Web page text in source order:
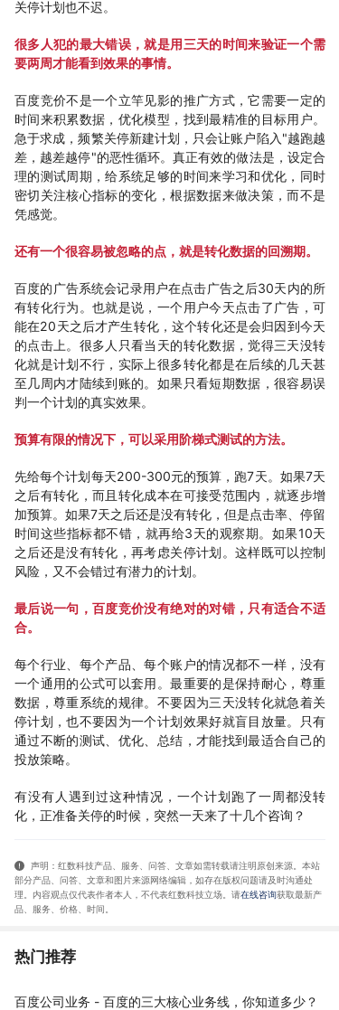
关停计划也不迟。
很多人犯的最大错误，就是用三天的时间来验证一个需
要两周才能看到效果的事情。
百度竞价不是一个立竿见影的推广方式，它需要一定的
时间来积累数据，优化模型，找到最精准的目标用户。
急于求成，频繁关停新建计划，只会让账户陷入"越跑越
差，越差越停"的恶性循环。真正有效的做法是，设定合
理的测试周期，给系统足够的时间来学习和优化，同时
密切关注核心指标的变化，根据数据来做决策，而不是
凭感觉。
还有一个很容易被忽略的点，就是转化数据的回溯期。
百度的广告系统会记录用户在点击广告之后30天内的所
有转化行为。也就是说，一个用户今天点击了广告，可
能在20天之后才产生转化，这个转化还是会归因到今天
的点击上。很多人只看当天的转化数据，觉得三天没转
化就是计划不行，实际上很多转化都是在后续的几天甚
至几周内才陆续到账的。如果只看短期数据，很容易误
判一个计划的真实效果。
预算有限的情况下，可以采用阶梯式测试的方法。
先给每个计划每天200-300元的预算，跑7天。如果7天
之后有转化，而且转化成本在可接受范围内，就逐步增
加预算。如果7天之后还是没有转化，但是点击率、停留
时间这些指标都不错，就再给3天的观察期。如果10天
之后还是没有转化，再考虑关停计划。这样既可以控制
风险，又不会错过有潜力的计划。
最后说一句，百度竞价没有绝对的对错，只有适合不适
合。
每个行业、每个产品、每个账户的情况都不一样，没有
一个通用的公式可以套用。最重要的是保持耐心，尊重
数据，尊重系统的规律。不要因为三天没转化就急着关
停计划，也不要因为一个计划效果好就盲目放量。只有
通过不断的测试、优化、总结，才能找到最适合自己的
投放策略。
有没有人遇到过这种情况，一个计划跑了一周都没转
化，正准备关停的时候，突然一天来了十几个咨询？
声明：红数科技产品、服务、问答、文章如需转载请注明原创来源。本站
部分产品、问答 、文章和图片来源网络编辑，如存在版权问题请及时沟通处
理。内容观点仅代表作者本人，不代表红数科技立场。请在线咨询获取最新产
品、服务、价格、时间
热门推荐
百度公司业务 - 百度的三大核心业务线，你知道多少？